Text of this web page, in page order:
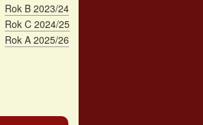
Rok B 2023/24
Rok C 2024/25
Rok A 2025/26